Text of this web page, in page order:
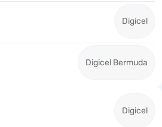
Digicel
Digicel Bermuda
Digicel